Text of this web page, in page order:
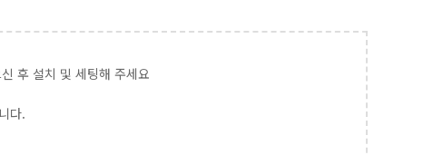
후 설치 및 세팅해 주세요
다.